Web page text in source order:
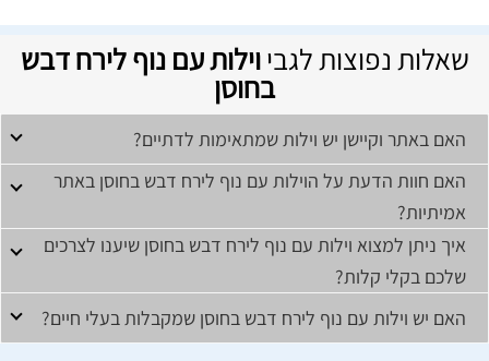
שאלות נפוצות לגביוילות עם נוף לירח דבש
בחוסן
האם באתר וקיישן יש וילות שמתאימות לדתיים?
האם חוות הדעת על הוילות עם נוף לירח דבש בחוסן באתר
אמיתיות?
איך ניתן למצוא וילות עם נוף לירח דבש בחוסן שיענו לצרכים
שלכם בקלי קלות?
האם יש וילות עם נוף לירח דבש בחוסן שמקבלות בעלי חיים?